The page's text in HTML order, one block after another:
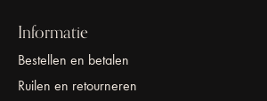
Informatie
Bestellen en betalen
Ruilen en retourneren